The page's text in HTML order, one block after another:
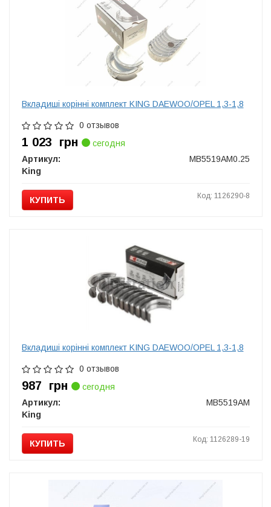
Вкладиші корінні комплект KING DAEWOO/OPEL 1,3-1,8
0 отзывов
1 023 грн
сегодня
Артикул:
MB5519AM0.25
King
КУПИТЬ Код: 1126290-8
Вкладиші корінні комплект KING DAEWOO/OPEL 1,3-1,8
0 отзывов
987 грн
сегодня
Артикул:
MB5519AM
King
КУПИТЬ Код: 1126289-19